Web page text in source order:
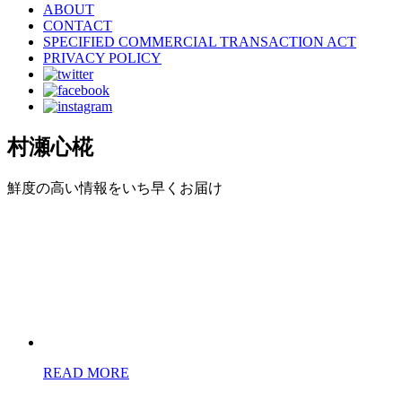
ABOUT
CONTACT
SPECIFIED COMMERCIAL TRANSACTION ACT
PRIVACY POLICY
村瀬心椛
鮮度の高い情報をいち早くお届け
READ MORE